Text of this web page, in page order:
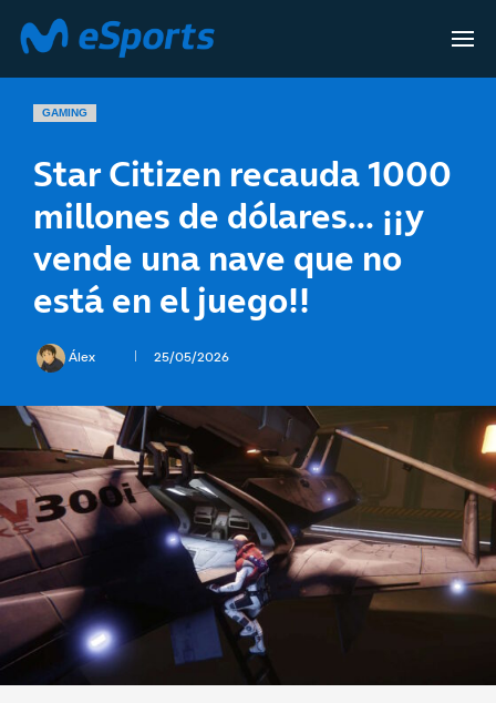
GAMING
Star Citizen recauda 1000
millones de dólares… ¡¡y
vende una nave que no
está en el juego!!
Álex 25/05/2026